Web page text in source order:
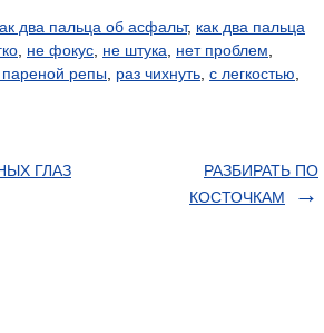
два пальца об асфальт, как два пальца
не фокус не штука нет проблем
репы раз чихнуть с легкостью
ГЛАЗ
РАЗБИРАТЬ ПО
КОСТОЧКАМ